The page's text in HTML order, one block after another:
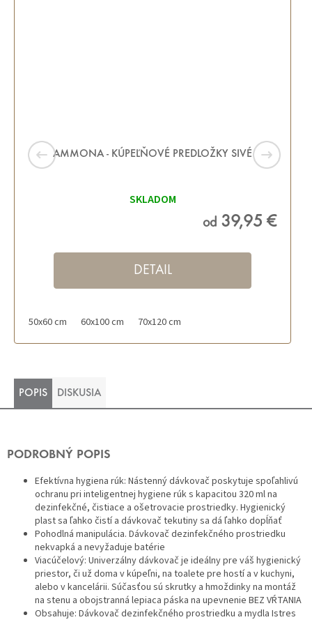
AMMONA - KÚPEĽŇOVÉ PREDLOŽKY SIVÉ
SKLADOM
od 39,95 €
DETAIL
50x60 cm 60x100 cm 70x120 cm
POPIS DISKUSIA
PODROBNÝ POPIS
Efektívna hygiena rúk: Nástenný dávkovač poskytuje spoľahlivú
ochranu pri inteligentnej hygiene rúk s kapacitou 320 ml na
dezinfekčné, čistiace a ošetrovacie prostriedky. Hygienický
plast sa ľahko čistí a dávkovač tekutiny sa dá ľahko dopĺňať
Pohodlná manipulácia. Dávkovač dezinfekčného prostriedku
nekvapká a nevyžaduje batérie
Viacúčelový: Univerzálny dávkovač je ideálny pre váš hygienický
priestor, či už doma v kúpeľni, na toalete pre hostí a v kuchyni,
alebo v kancelárii. Súčasťou sú skrutky a hmoždinky na montáž
na stenu a obojstranná lepiaca páska na upevnenie BEZ VŔTANIA
Obsahuje: Dávkovač dezinfekčného prostriedku a mydla Istres